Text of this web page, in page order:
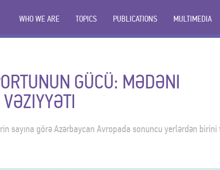
WHO WE ARE TOPICS PUBLICATIONS MULTIMEDIA
GÜCÜ: MƏDƏNI
sayına görə Azərbaycan Avropada sonuncu yerlərdən